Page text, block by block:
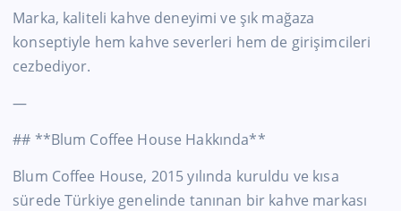
Marka, kaliteli kahve deneyimi ve şık mağaza
konseptiyle hem kahve severleri hem de girişimcileri
cezbediyor.
—
## **Blum Coffee House Hakkında**
Blum Coffee House, 2015 yılında kuruldu ve kısa
sürede Türkiye genelinde tanınan bir kahve markası